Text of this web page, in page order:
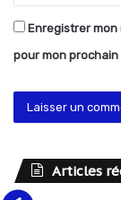
Enregistrer mon
pour mon
Articles